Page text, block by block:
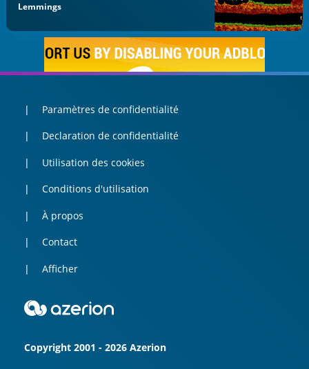
Lemmings
Paramètres de confidentialité
Declaration de confidentialité
Utilisation des cookies
Conditions d'utilisation
À propos
Contact
Afficher
Copyright 2001 - 2026 Azerion